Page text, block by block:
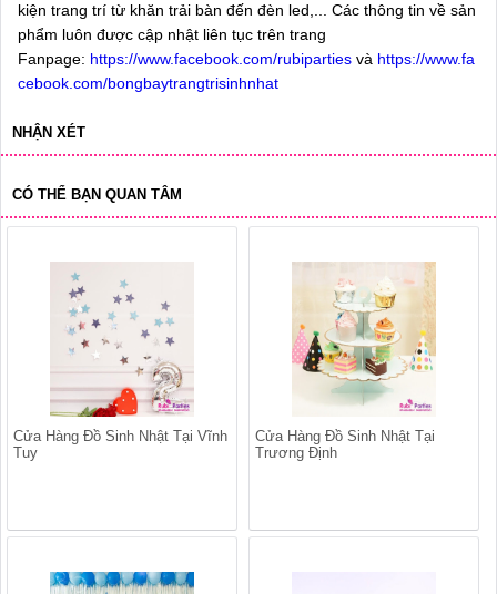
kiện trang trí từ khăn trải bàn đến đèn led,... Các thông tin về sản
phẩm luôn được cập nhật liên tục trên trang
Fanpage: https://www.facebook.com/rubiparties và https://www.fa
cebook.com/bongbaytrangtrisinhnhat
NHẬN XÉT
CÓ THỂ BẠN QUAN TÂM
Cửa Hàng Đồ Sinh Nhật Tại Vĩnh
Tuy
Cửa Hàng Đồ Sinh Nhật Tại
Trương Định